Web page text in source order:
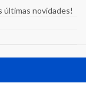
últimas novidades!